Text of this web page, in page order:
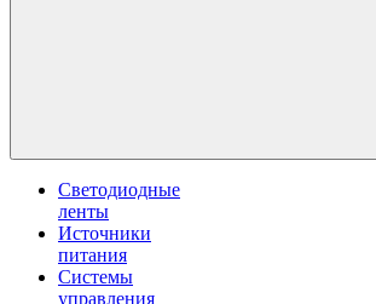
Светодиодные
ленты
Источники
питания
Системы
управления